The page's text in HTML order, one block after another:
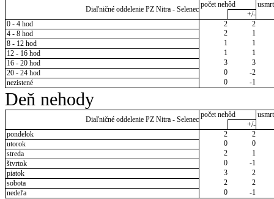
Diaľničné oddelenie PZ Nitra - Selenec
počet nehôd
+/-
0 - 4 hod
2
2
4 - 8 hod
2
1
8 - 12 hod
1
1
12 - 16 hod
1
1
16 - 20 hod
3
3
20 - 24 hod
0
-2
nezistené
0 -1
Deň nehody
Diaľničné oddelenie PZ Nitra - Selenec
počet nehôd
+/-
pondelok
2
2
utorok
0
0
streda
2
1
štvrtok
0
-1
piatok
3
2
sobota
2
2
nedeľa
0 -1